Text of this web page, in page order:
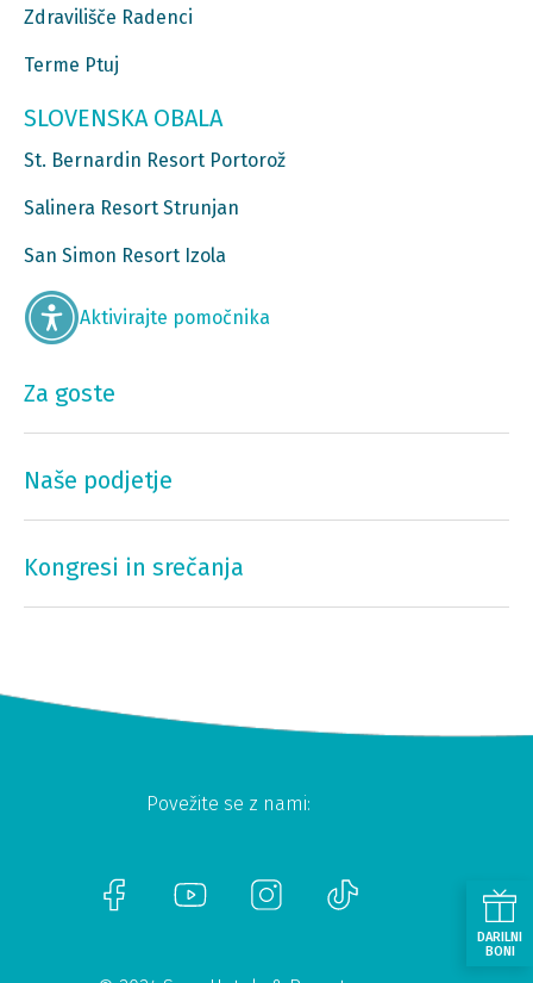
Zdravilišče Radenci
Terme Ptuj
SLOVENSKA OBALA
St. Bernardin Resort Portorož
Salinera Resort Strunjan
San Simon Resort Izola
Aktivirajte pomočnika
Za goste
Naše podjetje
Kongresi in srečanja
Povežite se z nami:
DARILNI
BONI